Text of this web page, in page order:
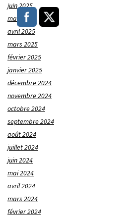
juin 2025
mai 2025
avril 2025
mars 2025
février 2025
janvier 2025
décembre 2024
novembre 2024
octobre 2024
septembre 2024
août 2024
juillet 2024
juin 2024
mai 2024
avril 2024
mars 2024
février 2024